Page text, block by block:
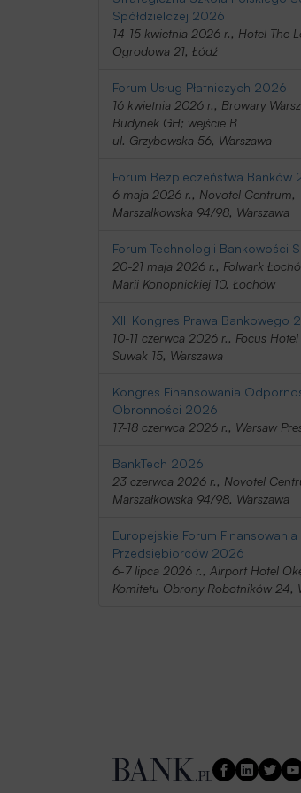
Spółdzielczej 2026
14-15 kwietnia 2026 r., Hotel The
Ogrodowa 21, Łódź
Forum Usług Płatniczych 2026
16 kwietnia 2026 r., Browary
Budynek GH; wejście B
ul. Grzybowska 56, Warszawa
Forum Bezpieczeństwa Banków
6 maja 2026 r., Novotel Centrum,
Marszałkowska 94/98, Warszawa
Forum Technologii Bankowości
20-21 maja 2026 r., Folwark
Marii Konopnickiej 10, Łochów
XIII Kongres Prawa Bankowego
10-11 czerwca 2026 r., Focus
Suwak 15, Warszawa
Kongres Finansowania
Obronności 2026
17-18 czerwca 2026 r., Warsaw
BankTech 2026
23 czerwca 2026 r., Novotel
Marszałkowska 94/98, Warszawa
Europejskie Forum
Przedsiębiorców 2026
6-7 lipca 2026 r., Airport Hotel
Komitetu Obrony Robotników 24,